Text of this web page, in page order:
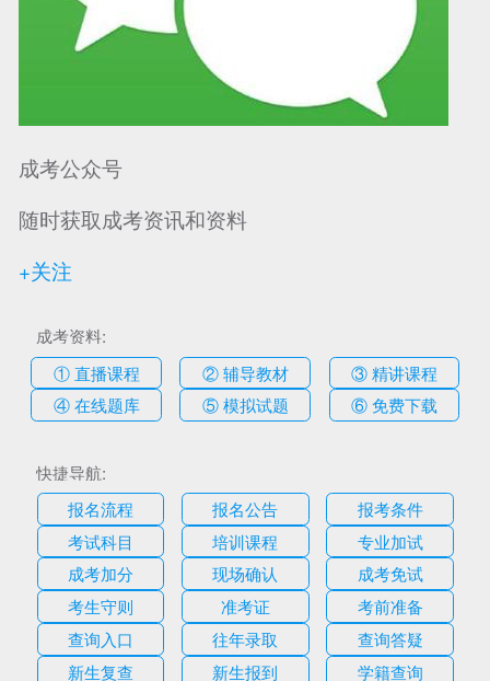
成考公众号
随时获取成考资讯和资料
+关注
成考资料:
① 直播课程
② 辅导教材
③ 精讲课程
④ 在线题库
⑤ 模拟试题 ⑥ 免费下载
快捷导航:
报名流程
报名公告
报考条件
考试科目
培训课程
专业加试
成考加分
现场确认
成考免试
考生守则
准考证
考前准备
查询入口
往年录取
查询答疑
新生复查
新生报到 学籍查询